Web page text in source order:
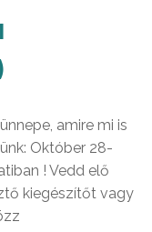
amire mi is
Október 28-
! Vedd elő
kiegészítőt vagy